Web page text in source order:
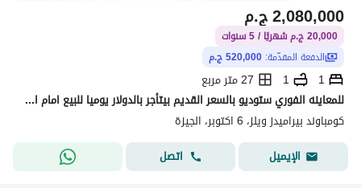
ج.م2,080,000
20,000 ج.م شهريًا / 5 سنوات
الدفعة المقدّمة: 520,000 ج.م
1
1
27 متر مربع
للمعاينه الفوري ستوديو بالسعر القديم بيتأجر بالدولار يوميا للبيع امام المتحف المصري بمقدم 520 الف فقط
كومباوند بيراميدز ويلز، 6 اكتوبر، الجيزة
الإيميل
اتصل